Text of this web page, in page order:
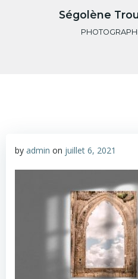
Ségolène
by admin on juillet 6, 2021